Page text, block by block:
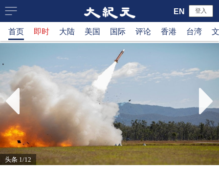
大
纪
元
新
闻
网
登入
EN
首页 即时 大陆 美国 国际 评论 香港 台湾
头条 1/12